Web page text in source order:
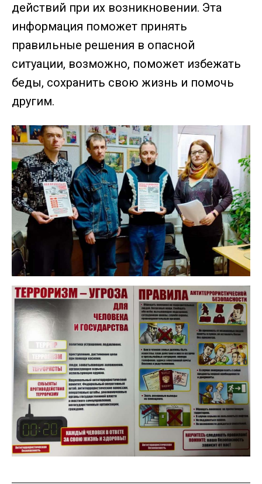
действий при их возникновении. Эта
информация поможет принять
правильные решения в опасной
ситуации, возможно, поможет избежать
беды, сохранить свою жизнь и помочь
другим.